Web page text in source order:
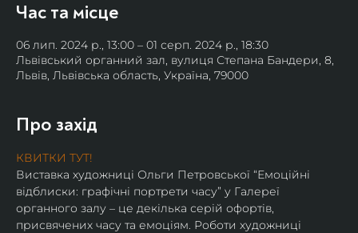
Час та місце
06 лип. 2024 р., 13:00 – 01 серп. 2024 р., 18:30
Львівський органний зал, вулиця Степана Бандери, 8,
Львів, Львівська область, Україна, 79000
Про захід
КВИТКИ ТУТ!
Виставка художниці Ольги Петровської “Емоційні
відблиски: графічні портрети часу” у Галереї
органного залу – це декілька серій офортів,
присвячених часу та емоціям. Роботи художниці